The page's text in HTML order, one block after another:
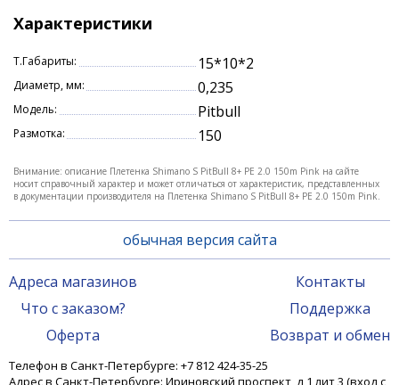
характеристики приманок. Силиконовое покрытие
снижает трение и продлевает срок службы
плетенки.
Характеристики
Т.Габариты: 15*10*2
Диаметр, мм: 0,235
Модель: Pitbull
Размотка: 150
Внимание: описание Плетенка Shimano S PitBull 8+ PE 2.0 150m Pink на сайте
носит справочный характер и может отличаться от характеристик, представленных
в документации производителя на Плетенка Shimano S PitBull 8+ PE 2.0 150m Pink.
обычная версия сайта
Адреса магазинов
Что с заказом?
Оферта
Контакты
Поддержка
Возврат и обмен
Телефон в Санкт-Петербурге: +7 812 424-35-25
Адрес в Санкт-Петербурге: Ириновский проспект, д 1 лит 3 (вход с